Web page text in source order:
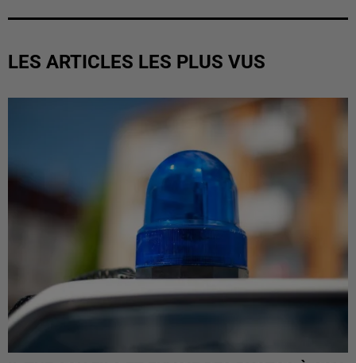
LES ARTICLES LES PLUS VUS